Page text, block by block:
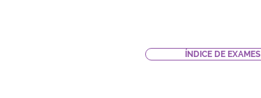
ÍNDICE DE EXAMES